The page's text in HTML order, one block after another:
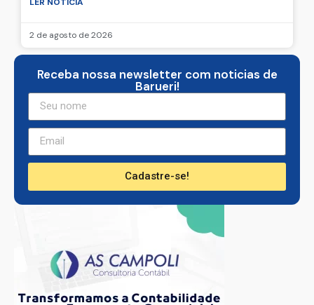
2 de agosto de 2026
Receba nossa newsletter com noticias de
Barueri!
Cadastre-se!